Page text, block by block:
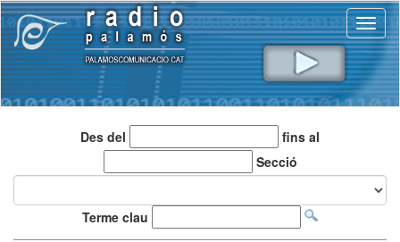
Des del
fins al
Secció
Terme clau